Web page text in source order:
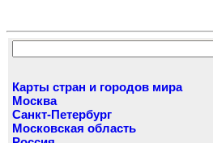
Карты стран и городов мира
Москва
Санкт-Петербург
Московская область